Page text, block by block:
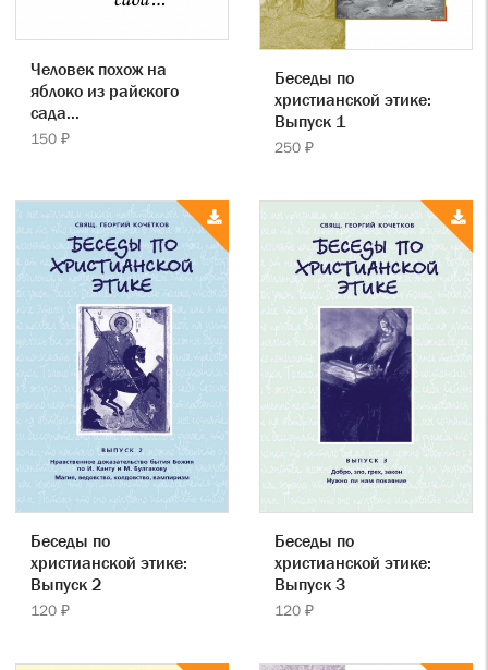
Человек похож на
яблоко из райского
сада...
150 ₽
Беседы по
христианской этике:
Выпуск 1
250 ₽
Беседы по
христианской этике:
Выпуск 2
120 ₽
Беседы по
христианской этике:
Выпуск 3
120 ₽